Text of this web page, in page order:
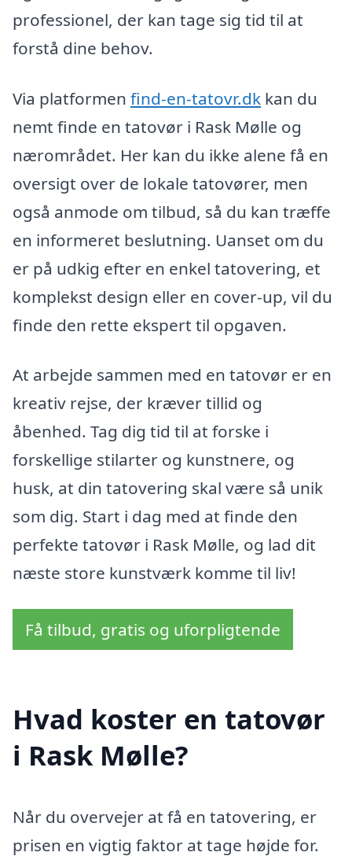
professionel, der kan tage sig tid til at
forstå dine behov.
Via platformen find-en-tatovr.dk kan du
nemt finde en tatovør i Rask Mølle og
nærområdet. Her kan du ikke alene få en
oversigt over de lokale tatovører, men
også anmode om tilbud, så du kan træffe
en informeret beslutning. Uanset om du
er på udkig efter en enkel tatovering, et
komplekst design eller en cover-up, vil du
finde den rette ekspert til opgaven.
At arbejde sammen med en tatovør er en
kreativ rejse, der kræver tillid og
åbenhed. Tag dig tid til at forske i
forskellige stilarter og kunstnere, og
husk, at din tatovering skal være så unik
som dig. Start i dag med at finde den
perfekte tatovør i Rask Mølle, og lad dit
næste store kunstværk komme til liv!
Få tilbud, gratis og uforpligtende
Hvad koster en tatovør
i Rask Mølle?
Når du overvejer at få en tatovering, er
prisen en vigtig faktor at tage højde for.